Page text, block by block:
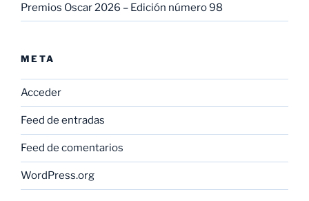
Premios Oscar 2026 – Edición número 98
META
Acceder
Feed de entradas
Feed de comentarios
WordPress.org